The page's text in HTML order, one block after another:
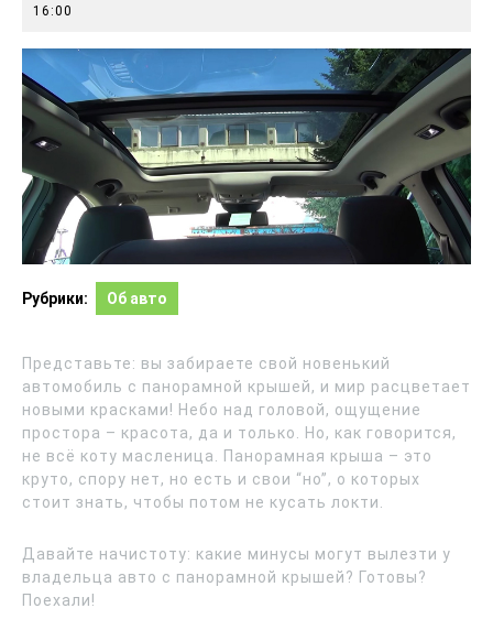
16:00
Рубрики: Об авто
Представьте: вы забираете свой новенький
автомобиль с панорамной крышей, и мир расцветает
новыми красками! Небо над головой, ощущение
простора – красота, да и только. Но, как говорится,
не всё коту масленица. Панорамная крыша – это
круто, спору нет, но есть и свои “но”, о которых
стоит знать, чтобы потом не кусать локти.
Давайте начистоту: какие минусы могут вылезти у
владельца авто с панорамной крышей? Готовы?
Поехали!